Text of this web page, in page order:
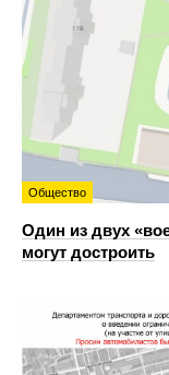
Общество
Один из двух
могут достроить